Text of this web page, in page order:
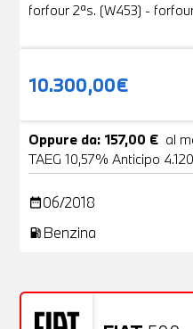
forfour 2ªs. (W453) -
10.300,00€
Oppure da: 157,00 € al
TAEG 10,57% Anticipo
date_range06/2018
local_gas_station Benzina